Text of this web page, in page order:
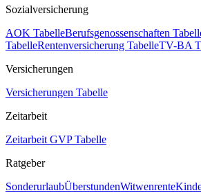
Sozialversicherung
AOK TabelleBerufsgenossenschaften
TabelleRentenversicherung TabelleTV-BA
Versicherungen
Versicherungen Tabelle
Zeitarbeit
Zeitarbeit GVP Tabelle
Ratgeber
SonderurlaubÜberstundenWitwenrente